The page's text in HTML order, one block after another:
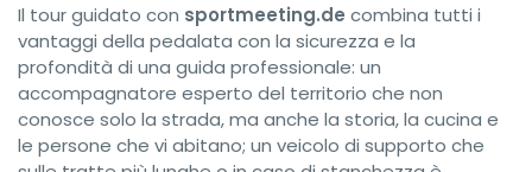
Il tour guidato con sportmeeting.de combina tutti i
vantaggi della pedalata con la sicurezza e la
profondità di una guida professionale: un
accompagnatore esperto del territorio che non
conosce solo la strada, ma anche la storia, la cucina e
le persone che vi abitano; un veicolo di supporto che